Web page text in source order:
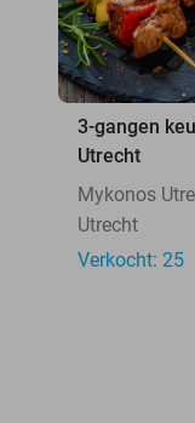
3-gangen
Utrecht
Mykonos
Utrecht
Verkocht: 25